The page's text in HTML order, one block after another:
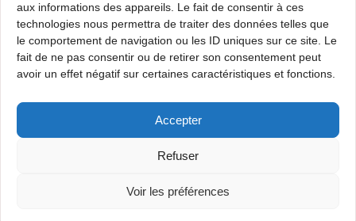
aux informations des appareils. Le fait de consentir à ces
technologies nous permettra de traiter des données telles que
le comportement de navigation ou les ID uniques sur ce site. Le
fait de ne pas consentir ou de retirer son consentement peut
avoir un effet négatif sur certaines caractéristiques et fonctions.
Accepter
Refuser
Voir les préférences
Traitement punaise de lit Paris 20 ème
arrondissement
Désinsectisation 20 ème arrondissement